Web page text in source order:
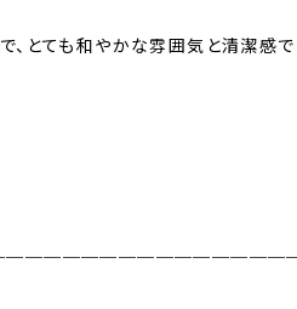
、とても和やかな雰囲気と清潔感